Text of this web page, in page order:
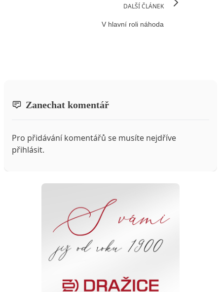
DALŠÍ ČLÁNEK
V hlavní roli náhoda
Zanechat komentář
Pro přidávání komentářů se musíte nejdříve
přihlásit.